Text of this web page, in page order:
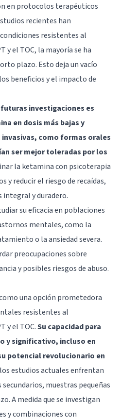
en protocolos terapéuticos
recientes han
resistentes al
el TOC, la mayoría se ha
plazo. Esto deja un vacío
beneficios y el impacto de
investigaciones es
en dosis más bajas y
como formas orales
ser mejor toleradas por los
la ketamina con psicoterapia
y reducir el riesgo de recaídas,
integral y duradero.
su eficacia en poblaciones
mentales, como la
o la ansiedad severa.
preocupaciones sobre
y posibles riesgos de abuso.
una opción prometedora
resistentes al
y el TOC.Su capacidad para
y significativo, incluso en
potencial revolucionario en
estudios actuales enfrentan
muestras pequeñas
A medida que se investigan
y combinaciones con